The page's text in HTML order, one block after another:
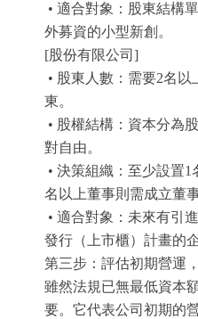
• 適合對象：股東結構
外募資的小型新創。
[股份有限公司]
• 股東人數：需要2名
東。
• 股權結構：資本分為
對自由。
• 決策組織：至少設置
名以上董事則需成立董事
• 適合對象：未來有引
發行（上市櫃）計畫的企
第三步：評估初期營運
雖然法規已無最低資本
要。它代表公司初期的